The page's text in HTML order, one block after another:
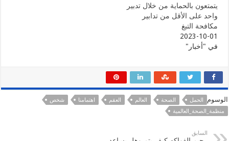
يتمتعون بالحماية من خلال تدبير
واحد على الأقل من تدابير
مكافحة التبغ
2023-10-01
في "أخبار"
الوسوم الحمل الصحة العالم العقم اهتمامنا
شخص
منظمة_الصحة_العالمية
السابق